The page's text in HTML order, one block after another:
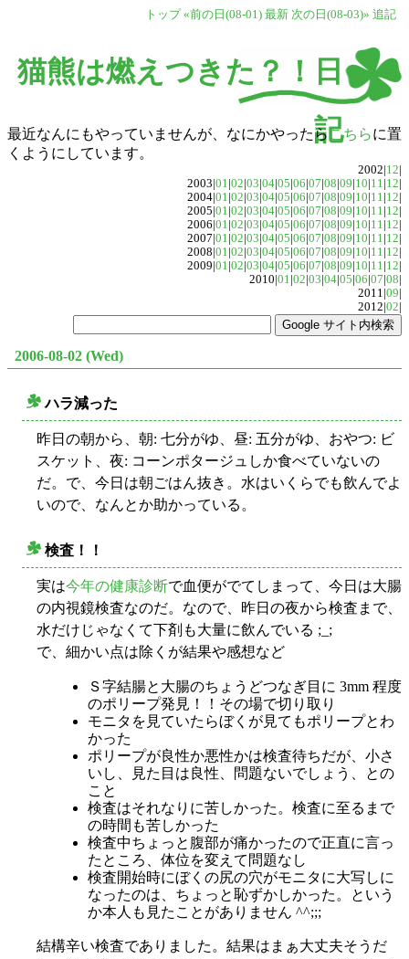
トップ «前の日(08-01) 最新 次の日(08-03)» 追記
猫熊は燃えつきた？！日
記
最近なんにもやっていませんが、なにかやったら こちらに置
くようにしています。
2002|12|
2003|01|02|03|04|05|06|07|08|09|10|11|12|
2004|01|02|03|04|05|06|07|08|09|10|11|12|
2005|01|02|03|04|05|06|07|08|09|10|11|12|
2006|01|02|03|04|05|06|07|08|09|10|11|12|
2007|01|02|03|04|05|06|07|08|09|10|11|12|
2008|01|02|03|04|05|06|07|08|09|10|11|12|
2009|01|02|03|04|05|06|07|08|09|10|11|12|
2010|01|02|03|04|05|06|07|08|
2011|09|
2012|02|
2006-08-02 (Wed)
ハラ減った
昨日の朝から、朝: 七分がゆ、昼: 五分がゆ、おやつ: ビ
スケット、夜: コーンポタージュしか食べていないの
だ。で、今日は朝ごはん抜き。水はいくらでも飲んでよ
いので、なんとか助かっている。
検査！！
実は今年の健康診断で血便がでてしまって、今日は大腸
の内視鏡検査なのだ。なので、昨日の夜から検査まで、
水だけじゃなくて下剤も大量に飲んでいる ;_;
で、細かい点は除くが結果や感想など
Ｓ字結腸と大腸のちょうどつなぎ目に 3mm 程度
のポリープ発見！！その場で切り取り
モニタを見ていたらぼくが見てもポリープとわ
かった
ポリープが良性か悪性かは検査待ちだが、小さ
いし、見た目は良性、問題ないでしょう、との
こと
検査はそれなりに苦しかった。検査に至るまで
の時間も苦しかった
検査中ちょっと腹部が痛かったので正直に言っ
たところ、体位を変えて問題なし
検査開始時にぼくの尻の穴がモニタに大写しに
なったのは、ちょっと恥ずかしかった。という
か本人も見たことがありません ^^;;;
結構辛い検査でありました。結果はまぁ大丈夫そうだ